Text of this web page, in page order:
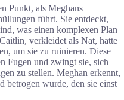
Punkt, als Meghans
führt. Sie entdeckt,
was einen komplexen Plan
verkleidet als Nat, hatte
um sie zu ruinieren. Diese
Fugen und zwingt sie, sich
zu stellen. Meghan erkennt,
betrogen wurde, den sie einst